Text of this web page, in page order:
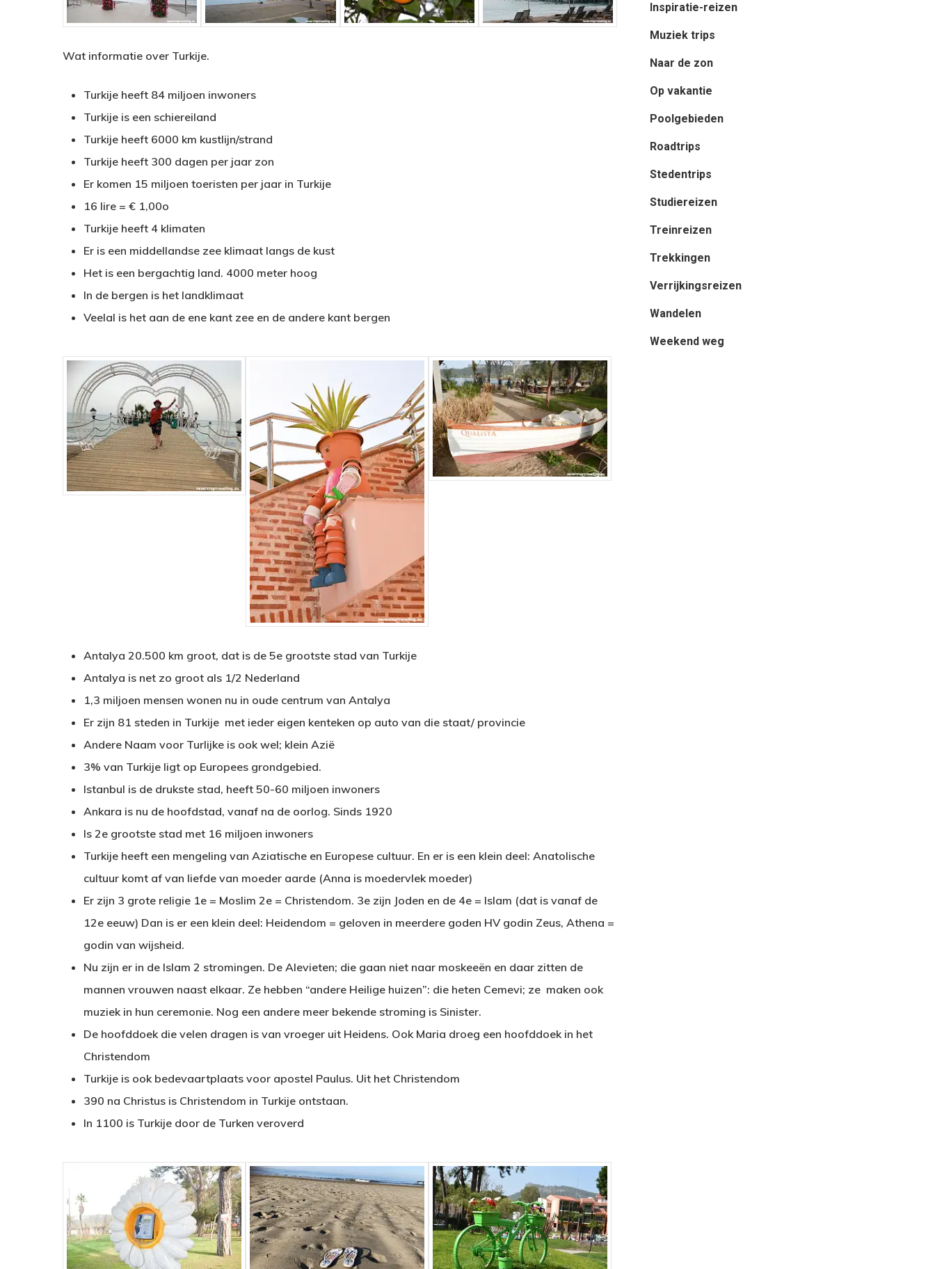
Wat informatie over Turkije.
Turkije heeft 84 miljoen inwoners
Turkije is een schiereiland
Turkije heeft 6000 km kustlijn/strand
Turkije heeft 300 dagen per jaar zon
Er komen 15 miljoen toeristen per jaar in Turkije
16 lire = € 1,00o
Turkije heeft 4 klimaten
Er is een middellandse zee klimaat langs de kust
Het is een bergachtig land. 4000 meter hoog
In de bergen is het landklimaat
Veelal is het aan de ene kant zee en de andere kant bergen
Antalya 20.500 km groot, dat is de 5e grootste stad van Turkije
Antalya is net zo groot als 1/2 Nederland
1,3 miljoen mensen wonen nu in oude centrum van Antalya
Er zijn 81 steden in Turkije met ieder eigen kenteken op auto van die staat/ provincie
Andere Naam voor Turlijke is ook wel; klein Azië
3% van Turkije ligt op Europees grondgebied.
Istanbul is de drukste stad, heeft 50-60 miljoen inwoners
Ankara is nu de hoofdstad, vanaf na de oorlog. Sinds 1920
Is 2e grootste stad met 16 miljoen inwoners
Turkije heeft een mengeling van Aziatische en Europese cultuur. En er is een klein deel: Anatolische
cultuur komt af van liefde van moeder aarde (Anna is moedervlek moeder)
Er zijn 3 grote religie 1e = Moslim 2e = Christendom. 3e zijn Joden en de 4e = Islam (dat is vanaf de
12e eeuw) Dan is er een klein deel: Heidendom = geloven in meerdere goden HV godin Zeus, Athena =
godin van wijsheid.
Nu zijn er in de Islam 2 stromingen. De Alevieten; die gaan niet naar moskeeën en daar zitten de
mannen vrouwen naast elkaar. Ze hebben “andere Heilige huizen”: die heten Cemevi; ze maken ook
muziek in hun ceremonie. Nog een andere meer bekende stroming is Sinister.
De hoofddoek die velen dragen is van vroeger uit Heidens. Ook Maria droeg een hoofddoek in het
Christendom
Turkije is ook bedevaartplaats voor apostel Paulus. Uit het Christendom
390 na Christus is Christendom in Turkije ontstaan.
In 1100 is Turkije door de Turken veroverd
Inspiratie-reizen
Muziek trips
Naar de zon
Op vakantie
Poolgebieden
Roadtrips
Stedentrips
Studiereizen
Treinreizen
Trekkingen
Verrijkingsreizen
Wandelen
Weekend weg